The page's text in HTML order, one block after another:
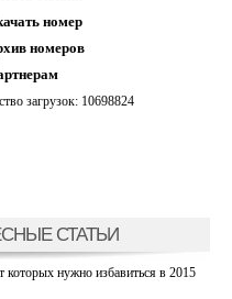
номер
номеров
загрузок: 10698824
СТАТЬИ
нужно избавиться в 2015